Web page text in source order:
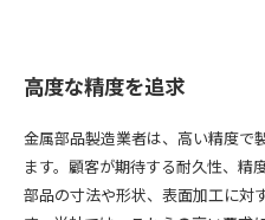
高度な精度を追求
金属部品製造業者は、高い精度で
ます。顧客が期待する耐久性、精
部品の寸法や形状、表面加工に対